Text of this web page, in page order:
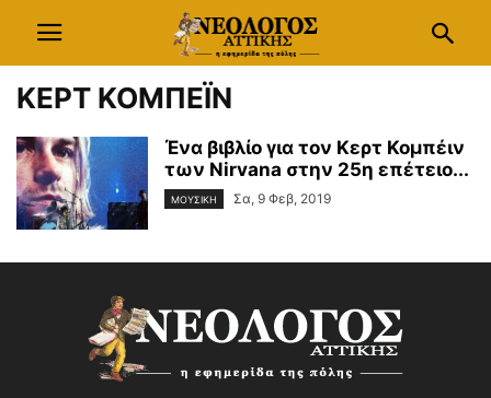
ΚΕΡΤ ΚΟΜΠΕΪΝ
Ένα βιβλίο για τον Κερτ Κομπέιν
των Nirvana στην 25η επέτειο...
ΜΟΥΣΙΚΗ Σα, 9 Φεβ, 2019